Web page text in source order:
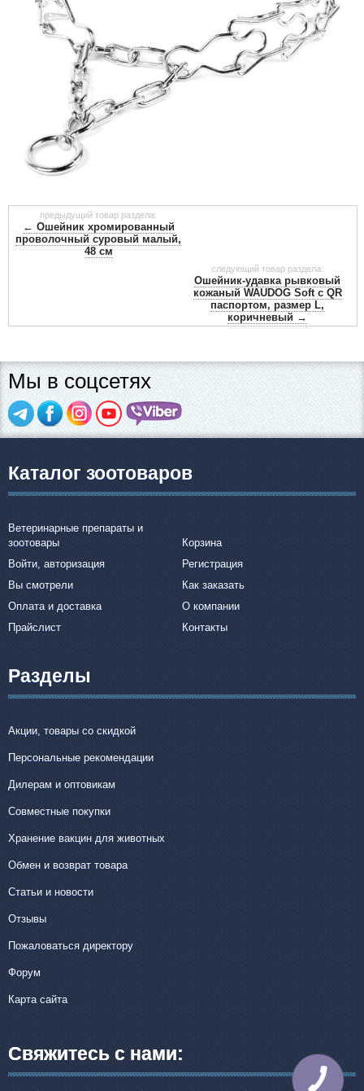
предыдущий товар раздела:
← Ошейник хромированный
проволочный суровый малый,
48 см
следующий товар раздела:
Ошейник-удавка рывковый
кожаный WAUDOG Soft с QR
паспортом, размер L,
коричневый →
Мы в соцсетях
Каталог зоотоваров
Ветеринарные препараты и
зоотовары
Корзина
Войти, авторизация
Регистрация
Вы смотрели
Как заказать
Оплата и доставка
О компании
Прайслист
Контакты
Разделы
Акции, товары со скидкой
Персональные рекомендации
Дилерам и оптовикам
Совместные покупки
Хранение вакцин для животных
Обмен и возврат товара
Статьи и новости
Отзывы
Пожаловаться директору
Форум
Карта сайта
Свяжитесь с нами:
КНОПКА
СВЯЗИ